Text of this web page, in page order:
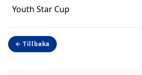
Youth Star Cup
← Tillbaka